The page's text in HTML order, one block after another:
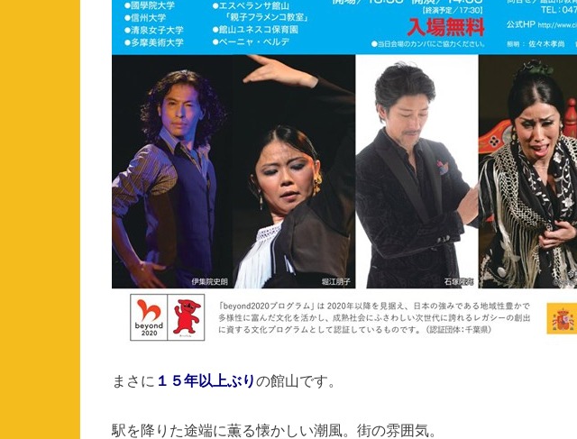
まさに １５年以上ぶりの館山です。
駅を降りた途端に薫る懐かしい潮風。街の雰囲気。